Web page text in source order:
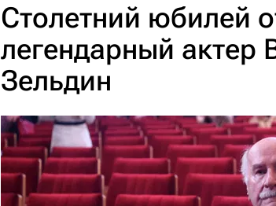
Столетний юбилей
легендарный актер
Зельдин